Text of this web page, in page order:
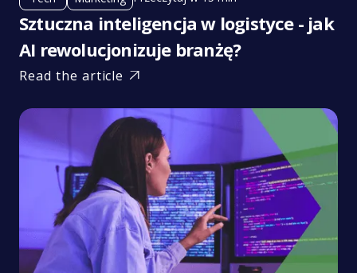
Sztuczna inteligencja w logistyce - jak
AI rewolucjonizuje branżę?
Read the article 